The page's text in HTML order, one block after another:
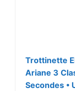
Trottinette
Ariane 3
Secondes •